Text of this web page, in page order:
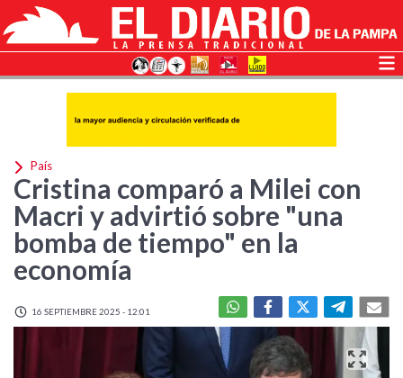
País
Cristina comparó a Milei con
Macri y advirtió sobre "una
bomba de tiempo" en la
economía
16 SEPTIEMBRE 2025 - 12:01